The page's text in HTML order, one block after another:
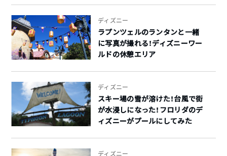
ディズニー
ラプンツェルのランタンと一緒
に写真が撮れる！ディズニーワー
ルドの休憩エリア
ディズニー
スキー場の雪が溶けた！台風で街
が水浸しになった！フロリダのデ
ィズニーがプールにしてみた
ディズニー